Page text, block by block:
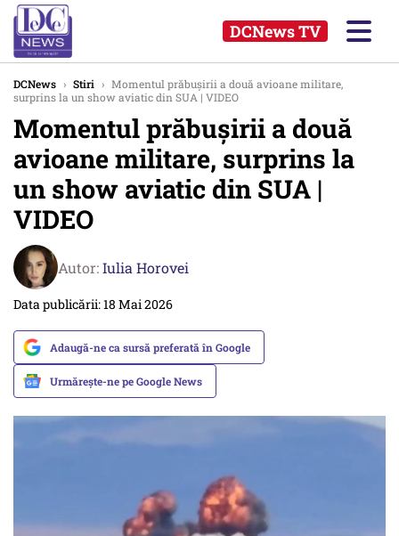
DCNews TV
DCNews › Stiri › Momentul prăbușirii a două avioane militare,
surprins la un show aviatic din SUA | VIDEO
Momentul prăbușirii a două
avioane militare, surprins la
un show aviatic din SUA |
VIDEO
Autor:Iulia Horovei
Data publicării: 18 Mai 2026
Adaugă-ne ca sursă preferată în Google
Urmărește-ne pe Google News